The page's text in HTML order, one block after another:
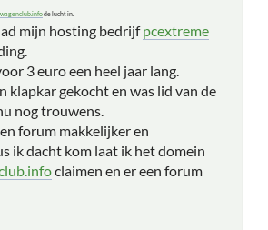
de lucht in.
mijn hosting bedrijfpcextreme
3 euro een heel jaar lang.
klapkar gekocht en was lid van de
nog trouwens.
forum makkelijker en
ik dacht kom laat ik het domein
claimen en er een forum